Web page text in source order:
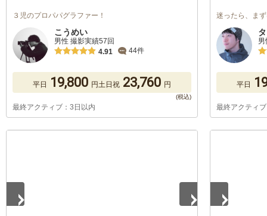
３児のプロパパグラファー！
こうめい
男性 撮影実績57回
4.91
44件
平日 19,800 円土日祝 23,760 円
最終アクティブ：3日以内
迷ったら、ま
平日
最終アクティ